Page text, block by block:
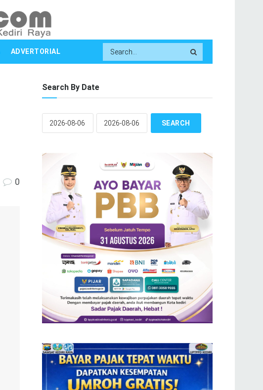
ADVERTORIAL
0
Search By Date